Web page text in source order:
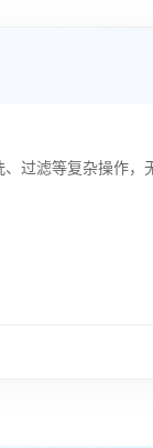
过滤等复杂操作，